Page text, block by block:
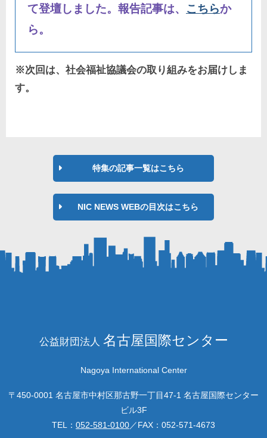
て登壇しました。報告記事は、 こちらか
ら。
※次回は、社会福祉協議会の取り組みをお届けしま
す。
特集の記事一覧はこちら
NIC NEWS WEBの目次はこちら
公益財団法人 名古屋国際センター
Nagoya International Center
〒450-0001 名古屋市中村区那古野一丁目47-1 名古屋国際センター
ビル3F
TEL： 052-581-0100／FAX： 052-571-4673